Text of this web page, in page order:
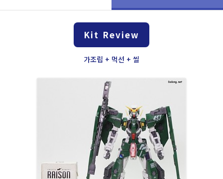
Kit Review
가조립 + 먹선 + 씰